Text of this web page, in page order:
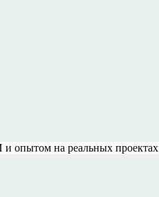
опытом на реальных проектах